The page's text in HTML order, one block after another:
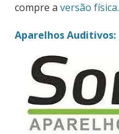
compre a versão física.
Aparelhos Auditivos: